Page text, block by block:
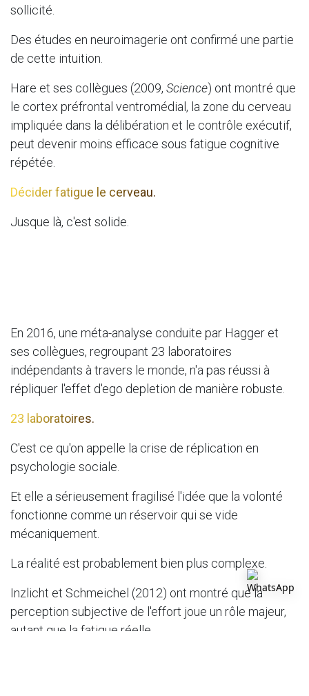
sollicité.
Des études en neuroimagerie ont confirmé une partie
de cette intuition.
Hare et ses collègues (2009, Science) ont montré que
le cortex préfrontal ventromédial, la zone du cerveau
impliquée dans la délibération et le contrôle exécutif,
peut devenir moins efficace sous fatigue cognitive
répétée.
Décider fatigue le cerveau.
Jusque là, c'est solide.
En 2016, une méta-analyse conduite par Hagger et
ses collègues, regroupant 23 laboratoires
indépendants à travers le monde, n'a pas réussi à
répliquer l'effet d'ego depletion de manière robuste.
23 laboratoires.
C'est ce qu'on appelle la crise de réplication en
psychologie sociale.
Et elle a sérieusement fragilisé l'idée que la volonté
fonctionne comme un réservoir qui se vide
mécaniquement.
La réalité est probablement bien plus complexe.
Inzlicht et Schmeichel (2012) ont montré que la
perception subjective de l'effort joue un rôle majeur,
autant que la fatigue réelle.